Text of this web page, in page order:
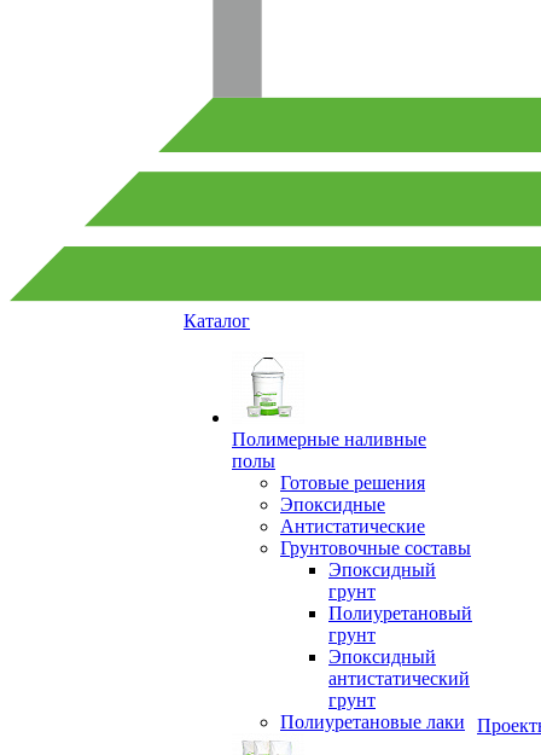
Каталог
Полимерные наливные
полы
Готовые решения
Эпоксидные
Антистатические
Грунтовочные составы
Эпоксидный
грунт
Полиуретановый
грунт
Эпоксидный
антистатический
грунт
Полиуретановые лаки